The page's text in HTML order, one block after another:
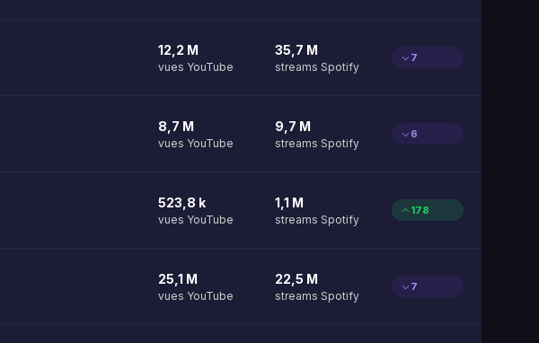
12,2 M
vues YouTube
35,7 M
streams Spotify
7
8,7 M
vues YouTube
9,7 M
streams Spotify
6
523,8 k
vues YouTube
1,1 M
streams Spotify
178
25,1 M
vues YouTube
22,5 M
streams Spotify
7